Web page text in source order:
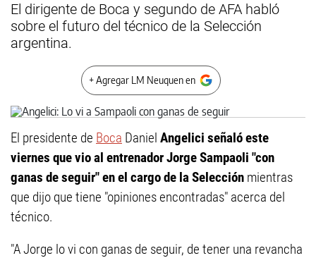
El dirigente de Boca y segundo de AFA habló
sobre el futuro del técnico de la Selección
argentina.
+ Agregar LM Neuquen en
El presidente de Boca Daniel Angelici señaló este
viernes que vio al entrenador Jorge Sampaoli "con
ganas de seguir" en el cargo de la Selección mientras
que dijo que tiene "opiniones encontradas" acerca del
técnico.
"A Jorge lo vi con ganas de seguir, de tener una revancha